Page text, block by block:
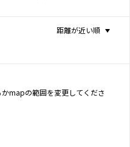
距離が近い順
mapの範囲を変更してくださ